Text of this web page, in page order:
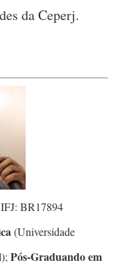
da Ceperj.
BR17894
(Universidade
Pós-Graduando em